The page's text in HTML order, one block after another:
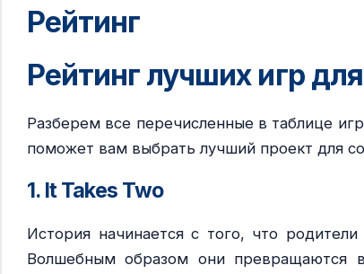
Рейтинг
Рейтинг лучших игр
Разберем все перечисленные в таблице
поможет вам выбрать лучший проект для
1. It Takes Two
История начинается с того, что
Волшебным образом они превращаются